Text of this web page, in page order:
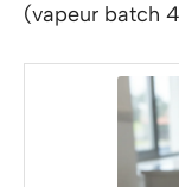
(vapeur batch